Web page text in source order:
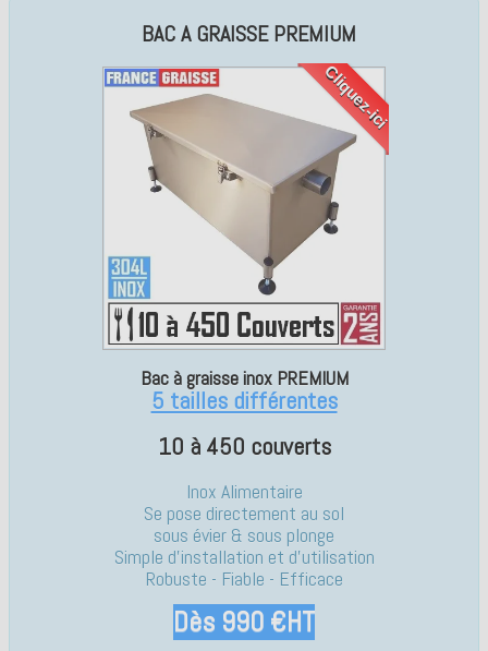
BAC A GRAISSE PREMIUM
Cliquez-ici
Bac à graisse inox PREMIUM
5 tailles différentes
10 à 450 couverts
Inox Alimentaire
Se pose directement au sol
sous évier & sous plonge
Simple d'installation et d'utilisation
Robuste - Fiable - Efficace
Dès 990 €HT